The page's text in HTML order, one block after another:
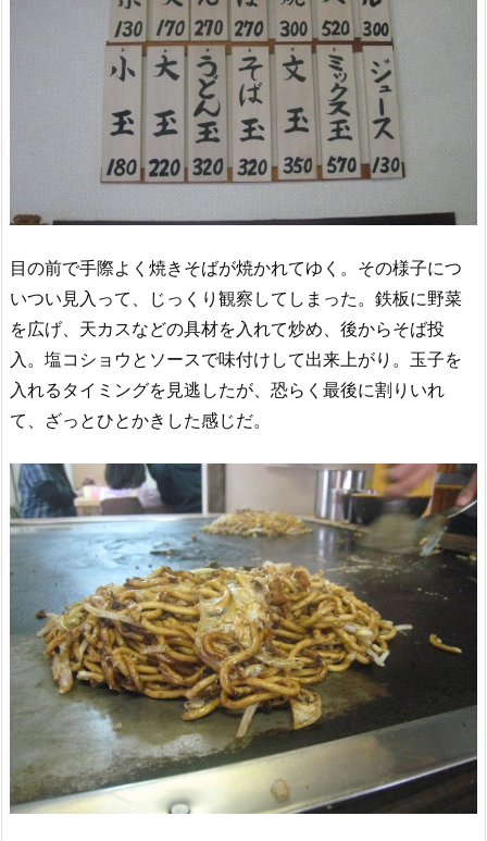
目の前で手際よく焼きそばが焼かれてゆく。その様子につ
いつい見入って、じっくり観察してしまった。鉄板に野菜
を広げ、天カスなどの具材を入れて炒め、後からそば投
入。塩コショウとソースで味付けして出来上がり。玉子を
入れるタイミングを見逃したが、恐らく最後に割りいれ
て、ざっとひとかきした感じだ。